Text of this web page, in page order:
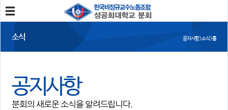
분회소개
소식
공지사항
조합활동
소식 공지사항 > 소식 > 홈
공지사항
분회의 새로운 소식을 알려드립니다.